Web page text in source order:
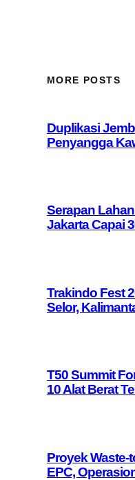
MORE POSTS
Duplikasi
Penyangga
Serapan
Jakarta Capai
Trakindo Fest
Selor,
T50 Summit
10 Alat Berat
Proyek Waste-
EPC,